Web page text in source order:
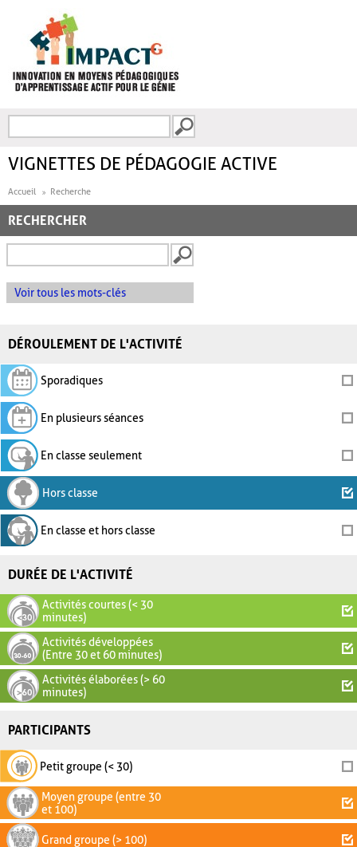
FORMULAIRE DE
VIGNETTES DE PÉDAGOGIE ACTIVE
Accueil Recherche
RECHERCHER
Voir tous les mots-clés
DÉROULEMENT DE L'ACTIVITÉ
Sporadiques
En plusieurs séances
En classe seulement
Hors classe
En classe et hors classe
DURÉE DE L'ACTIVITÉ
Activités courtes (< 30
minutes)
Activités développées
(Entre 30 et 60 minutes)
Activités élaborées (> 60
minutes)
PARTICIPANTS
Petit groupe (< 30)
Moyen groupe (entre 30
et 100)
Grand groupe (> 100)